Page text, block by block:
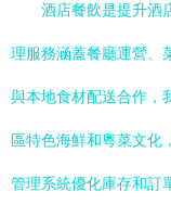
酒店餐飲是提升酒
理服務涵蓋餐廳運營、
與本地食材配送合作，
區特色海鮮和粵菜文化
管理系統優化庫存和訂